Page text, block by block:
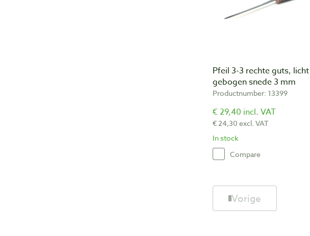
Pfeil 3-3 rechte guts, licht
gebogen snede 3 mm
Productnumber: 13399
€ 29,40 incl. VAT
€ 24,30 excl. VAT
In stock
Compare
Vorige